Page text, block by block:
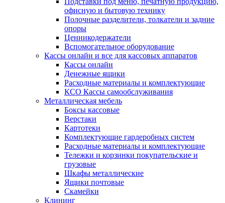
офисную и бытовую технику
Полочные разделители, толкатели и задние
опоры
Ценникодержатели
Вспомогательное оборудование
Кассы онлайн и все для кассовых аппаратов
Кассы онлайн
Денежные ящики
Расходные материалы и комплектующие
КСО Кассы самообслуживания
Металлическая мебель
Боксы кассовые
Верстаки
Картотеки
Комплектующие гардеробных систем
Расходные материалы и комплектующие
Тележки и корзинки покупательские и
грузовые
Шкафы металлические
Ящики почтовые
Скамейки
Клининг